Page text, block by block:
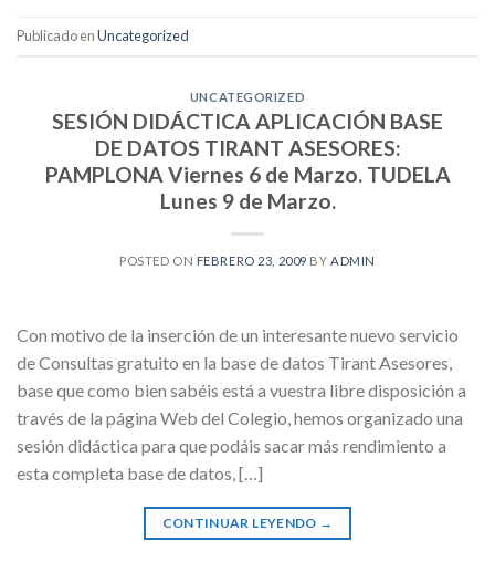
Publicado enUncategorized
UNCATEGORIZED
SESIÓN DIDÁCTICA APLICACIÓN BASE
DE DATOS TIRANT ASESORES:
PAMPLONA Viernes 6 de Marzo. TUDELA
Lunes 9 de Marzo.
POSTED ON FEBRERO 23, 2009 BY ADMIN
Con motivo de la inserción de un interesante nuevo servicio
de Consultas gratuito en la base de datos Tirant Asesores,
base que como bien sabéis está a vuestra libre disposición a
través de la página Web del Colegio, hemos organizado una
sesión didáctica para que podáis sacar más rendimiento a
esta completa base de datos, […]
CONTINUAR LEYENDO →